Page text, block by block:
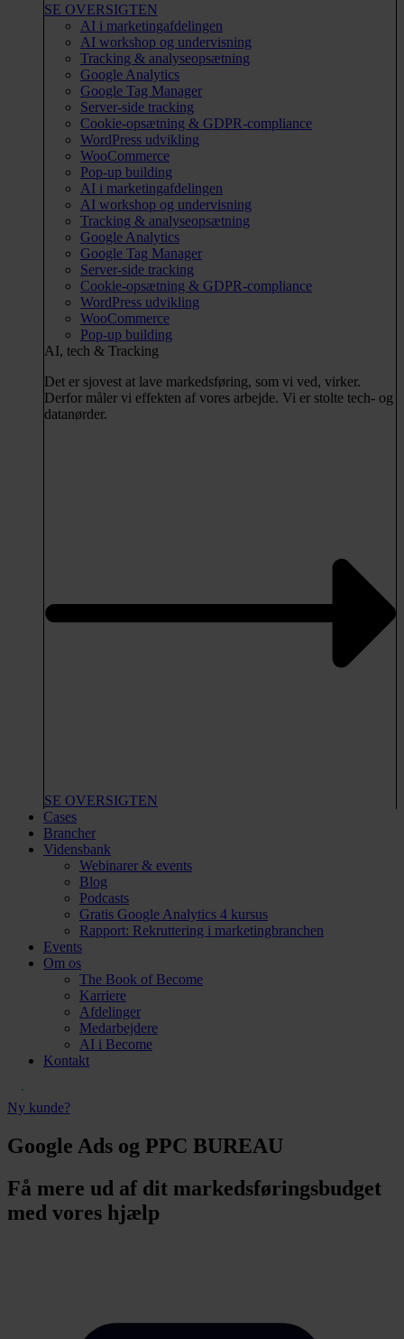
SE OVERSIGTEN
AI i marketingafdelingen
AI workshop og undervisning
Tracking & analyseopsætning
Google Analytics
Google Tag Manager
Server-side tracking
Cookie-opsætning & GDPR-compliance
WordPress udvikling
WooCommerce
Pop-up building
AI i marketingafdelingen
AI workshop og undervisning
Tracking & analyseopsætning
Google Analytics
Google Tag Manager
Server-side tracking
Cookie-opsætning & GDPR-compliance
WordPress udvikling
WooCommerce
Pop-up building
AI, tech & Tracking
Det er sjovest at lave markedsføring, som vi ved, virker.
Derfor måler vi effekten af vores arbejde. Vi er stolte tech- og
datanørder.
SE OVERSIGTEN
Cases
Brancher
Vidensbank
Webinarer & events
Blog
Podcasts
Gratis Google Analytics 4 kursus
Rapport: Rekruttering i marketingbranchen
Events
Om os
The Book of Become
Karriere
Afdelinger
Medarbejdere
AI i Become
Kontakt
Ny kunde?
Google Ads og PPC BUREAU
Få mere ud af dit markedsføringsbudget
med vores hjælp